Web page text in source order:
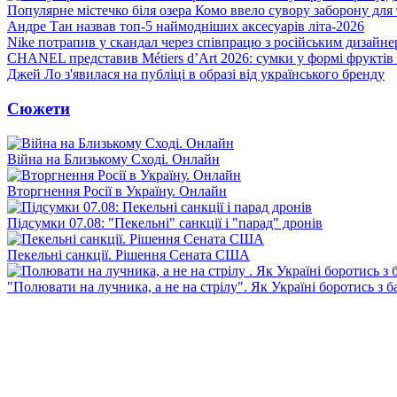
Популярне містечко біля озера Комо ввело сувору заборону для
Андре Тан назвав топ-5 наймодніших аксесуарів літа-2026
Nike потрапив у скандал через співпрацю з російським
CHANEL представив Métiers d’Art 2026: сумки у формі фруктів
Джей Ло з'явилася на публіці в образі від українського бренду
Сюжети
Війна на Близькому Сході. Онлайн
Вторгнення Росії в Україну. Онлайн
Підсумки 07.08: "Пекельні" санкції і "парад" дронів
Пекельні санкції. Рішення Сената США
"Полювати на лучника, а не на стрілу". Як Україні боротись з